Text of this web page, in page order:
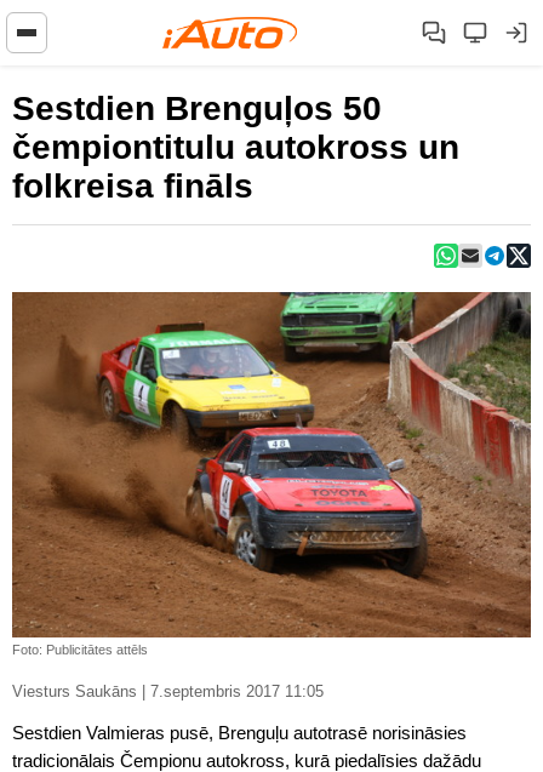
Sestdien Brenguļos 50
čempiontitulu autokross un
folkreisa fināls
Foto: Publicitātes attēls
Viesturs Saukāns | 7.septembris 2017 11:05
Sestdien Valmieras pusē, Brenguļu autotrasē norisināsies
tradicionālais Čempionu autokross, kurā piedalīsies dažādu